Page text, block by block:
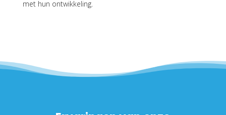
met hun ontwikkeling.